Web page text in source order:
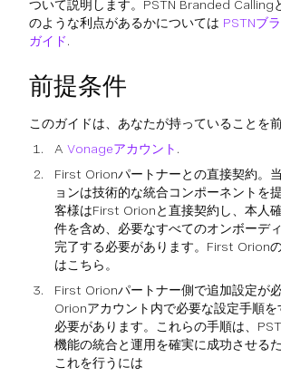
ついて説明します。PSTN Branded Calling
のような利点があるかについては PSTNブ
ガイド.
前提条件
このガイドは、あなたが持っていることを
A Vonageアカウント .
First Orionパートナーとの直接契約。
ョンは技術的な統合コンポーネントを
客様はFirst Orionと直接契約し、本人
件を含め、必要なすべてのオンボーデ
完了する必要があります。First Orion
はこちら。
First Orionパートナー側で追加設定が
Orionアカウント内で必要な設定手順を
必要があります。これらの手順は、
機能の統合と運用を確実に成功させる
これを行うには